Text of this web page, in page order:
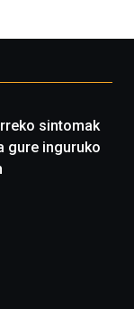
sintomak
gure inguruko